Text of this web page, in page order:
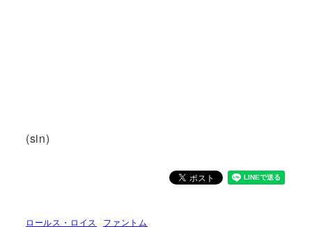
(sin)
ロールス・ロイス ファントム